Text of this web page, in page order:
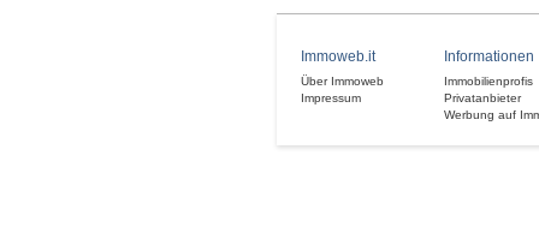
Immoweb.it
Über Immoweb
Impressum
Informationen
Immobilienprofis
Privatanbieter
Werbung auf